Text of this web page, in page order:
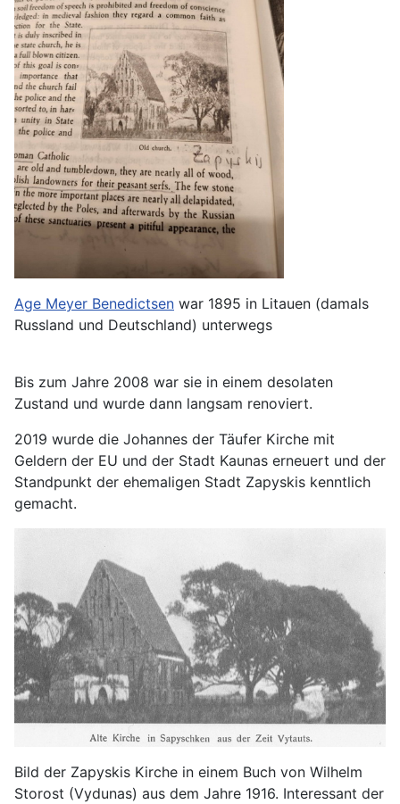
Age Meyer Benedictsen war 1895 in Litauen (damals
Russland und Deutschland) unterwegs
Bis zum Jahre 2008 war sie in einem desolaten
Zustand und wurde dann langsam renoviert.
2019 wurde die Johannes der Täufer Kirche mit
Geldern der EU und der Stadt Kaunas erneuert und der
Standpunkt der ehemaligen Stadt Zapyskis kenntlich
gemacht.
Bild der Zapyskis Kirche in einem Buch von Wilhelm
Storost (Vydunas) aus dem Jahre 1916. Interessant der